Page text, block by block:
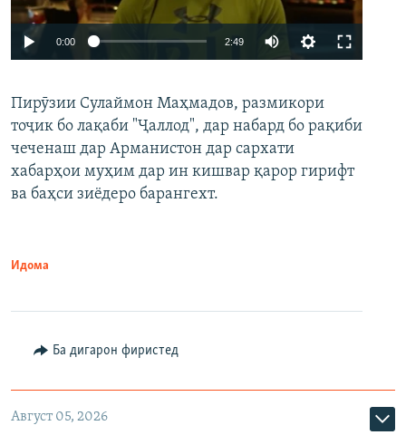
Auto 240p 360p 480p
720p 1080p
0:00 2:49
360p
480p
Пирӯзии Сулаймон Маҳмадов, размикори
тоҷик бо лақаби "Ҷаллод", дар набард бо рақиби
чеченаш дар Арманистон дар сархати
хабарҳои муҳим дар ин кишвар қарор гирифт
ва баҳси зиёдеро барангехт.
Идома
Ба дигарон фиристед
Август 05, 2026